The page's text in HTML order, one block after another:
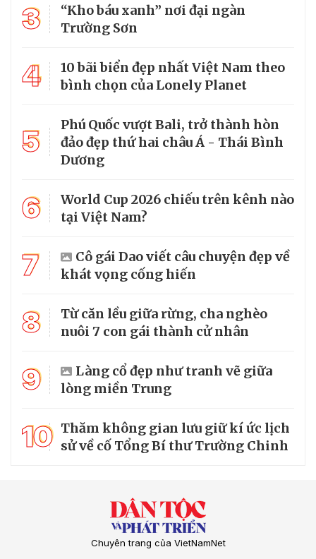
3
“Kho báu xanh” nơi đại ngàn
Trường Sơn
4
10 bãi biển đẹp nhất Việt Nam theo
bình chọn của Lonely Planet
5
Phú Quốc vượt Bali, trở thành hòn
đảo đẹp thứ hai châu Á - Thái Bình
Dương
6
World Cup 2026 chiếu trên kênh nào
tại Việt Nam?
7
Cô gái Dao viết câu chuyện đẹp về
khát vọng cống hiến
8
Từ căn lều giữa rừng, cha nghèo
nuôi 7 con gái thành cử nhân
9
Làng cổ đẹp như tranh vẽ giữa
lòng miền Trung
10 Thăm không gian lưu giữ kí ức lịch
sử về cố Tổng Bí thư Trường Chinh
Chuyên trang của VietNamNet